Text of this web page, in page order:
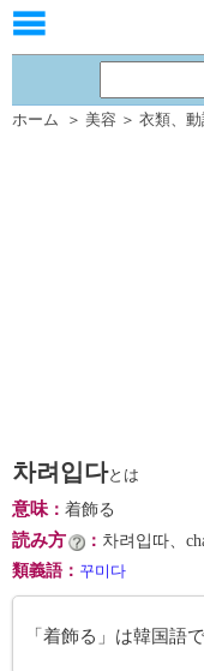
ホーム ＞ 美容 ＞ 衣類、 動
차려입다とは
意味： 着飾る
読み方 ： 차려입따、
類義語 ： 꾸미다
「着飾る」は韓国語